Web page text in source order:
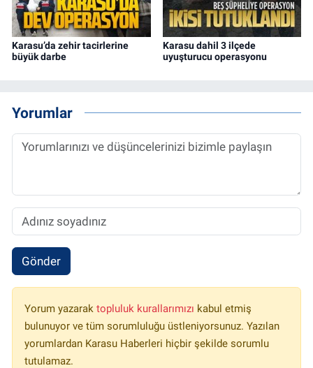
Karasu’da zehir tacirlerine
büyük darbe
Karasu dahil 3 ilçede
uyuşturucu operasyonu
Yorumlar
Gönder
Yorum yazarak topluluk kurallarımızı kabul etmiş
bulunuyor ve tüm sorumluluğu üstleniyorsunuz. Yazılan
yorumlardan Karasu Haberleri hiçbir şekilde sorumlu
tutulamaz.